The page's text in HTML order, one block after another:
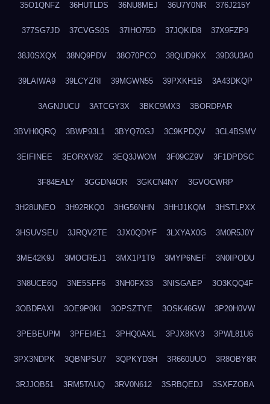
35O1QNFZ 36HUTLDS 36NU8MEJ 36U7Y0NR 376J215Y
377SG7JD 37CVGS0S 37IHO75D 37JQKID8 37X9FZP9
38J0SXQX 38NQ9PDV 38O70PCO 38QUD9KX 39D3U3A0
39LAIWA9 39LCYZRI 39MGWN55 39PXKH1B 3A43DKQP
3AGNJUCU 3ATCGY3X 3BKC9MX3 3BORDPAR
3BVH0QRQ 3BWP93L1 3BYQ70GJ 3C9KPDQV 3CL4BSMV
3EIFINEE 3EORXV8Z 3EQ3JWOM 3F09CZ9V 3F1DPDSC
3F84EALY 3GGDN4OR 3GKCN4NY 3GVOCWRP
3H28UNEO 3H92RKQ0 3HG56NHN 3HHJ1KQM 3HSTLPXX
3HSUVSEU 3JRQV2TE 3JX0QDYF 3LXYAX0G 3M0R5J0Y
3ME42K9J 3MOCREJ1 3MX1P1T9 3MYP6NEF 3N0IPODU
3N8UCE6Q 3NE5SFF6 3NH0FX33 3NISGAEP 3O3KQQ4F
3OBDFAXI 3OE9P0KI 3OPSZTYE 3OSK46GW 3P20H0VW
3PEBEUPM 3PFEI4E1 3PHQ0AXL 3PJX8KV3 3PWL81U6
3PX3NDPK 3QBNPSU7 3QPKYD3H 3R660UUO 3R8OBY8R
3RJJOB51 3RM5TAUQ 3RV0N612 3SRBQEDJ 3SXFZOBA